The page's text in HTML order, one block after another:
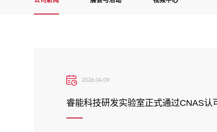
2026.04.09
睿能科技研发实验室正式通过CNAS认